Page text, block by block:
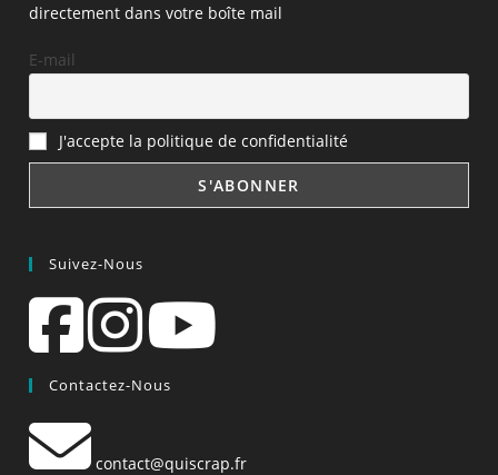
directement dans votre boîte mail
E-mail
J'accepte la politique de confidentialité
Suivez-Nous
Contactez-Nous
contact@quiscrap.fr